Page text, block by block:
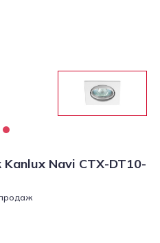
Navi CTX-DT10-
продаж